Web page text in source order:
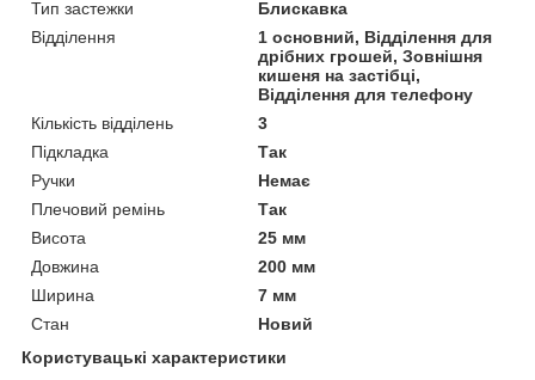
Тип застежки
Блискавка
Відділення
1 основний, Відділення для
дрібних грошей, Зовнішня
кишеня на застібці,
Відділення для телефону
Кількість відділень
3
Підкладка
Так
Ручки
Немає
Плечовий ремінь
Так
Висота
25 мм
Довжина
200 мм
Ширина
7 мм
Стан
Новий
Користувацькі характеристики